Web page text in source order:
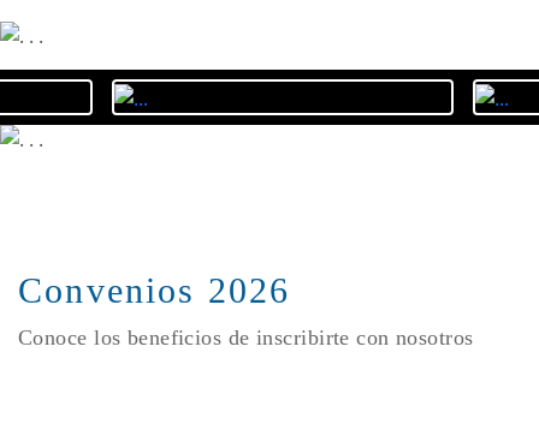
Convenios 2026
Conoce los beneficios de inscribirte con nosotros